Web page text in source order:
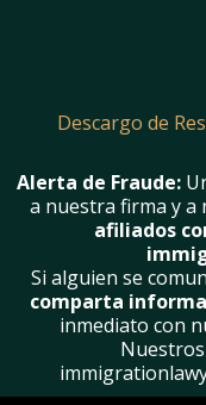
Descargo de
Alerta de Fraude:
a nuestra firma y a
afiliados
Si alguien se
comparta
inmediato con